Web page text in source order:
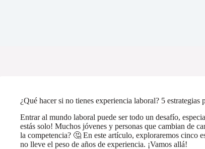
¿Qué hacer si no tienes experiencia laboral? 5 estrategias
Entrar al mundo laboral puede ser todo un desafío,
estás solo! Muchos jóvenes y personas que cambian de
la competencia? 🤔 En este artículo, exploraremos cinco
no lleve el peso de años de experiencia. ¡Vamos allá!